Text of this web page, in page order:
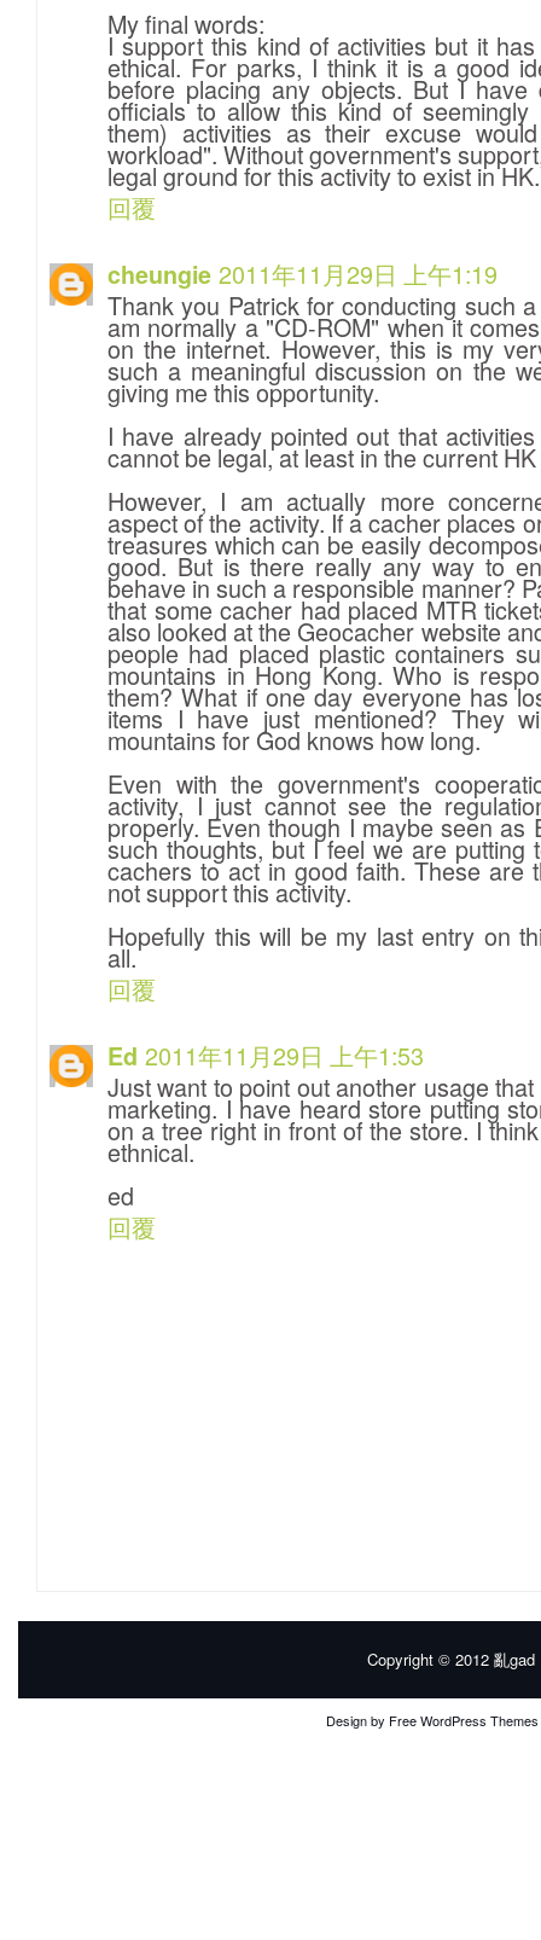
My final words:
I support this kind of activities but it
ethical. For parks, I think it is a good
before placing any objects. But I
officials to allow this kind of
them) activities as their excuse
workload". Without government's
legal ground for this activity to exist in HK.
回覆
cheungie 2011年11月29日 上午1:19
Thank you Patrick for conducting such
am normally a "CD-ROM" when it
on the internet. However, this is my
such a meaningful discussion on the
giving me this opportunity.
I have already pointed out that
cannot be legal, at least in the current
However, I am actually more
aspect of the activity. If a cacher places
treasures which can be easily
good. But is there really any way to
behave in such a responsible manner?
that some cacher had placed MTR
also looked at the Geocacher website
people had placed plastic containers
mountains in Hong Kong. Who is
them? What if one day everyone has
items I have just mentioned? They
mountains for God knows how long.
Even with the government's
activity, I just cannot see the
properly. Even though I maybe seen as
such thoughts, but I feel we are putting
cachers to act in good faith. These are
not support this activity.
Hopefully this will be my last entry on
all.
回覆
Ed 2011年11月29日 上午1:53
Just want to point out another usage
marketing. I have heard store putting
on a tree right in front of the store. I
ethnical.
ed
回覆
Copyright © 2012 亂gad
Design by Free WordPress Themes